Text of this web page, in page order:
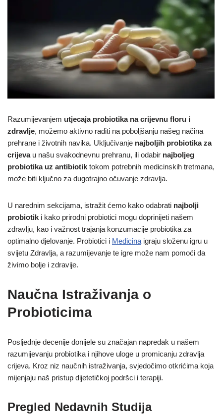
Razumijevanjem utjecaja probiotika na crijevnu floru i
zdravlje, možemo aktivno raditi na poboljšanju našeg načina
prehrane i životnih navika. Uključivanje najboljih probiotika za
crijevau našu svakodnevnu prehranu, ili odabir najboljeg
probiotika uz antibiotik tokom potrebnih medicinskih tretmana,
može biti ključno za dugotrajno očuvanje zdravlja.
U narednim sekcijama, istražit ćemo kako odabrati najbolji
probiotik i kako prirodni probiotici mogu doprinijeti našem
zdravlju, kao i važnost trajanja konzumacije probiotika za
optimalno djelovanje. Probiotici i Medicina igraju složenu igru u
svijetu Zdravlja, a razumijevanje te igre može nam pomoći da
živimo bolje i zdravije.
Naučna Istraživanja o
Probioticima
Posljednje decenije donijele su značajan napredak u našem
razumijevanju probiotika i njihove uloge u promicanju zdravlja
crijeva. Kroz niz naučnih istraživanja, svjedočimo otkrićima koja
mijenjaju naš pristup dijetetičkoj podršci i terapiji.
Pregled Nedavnih Studija